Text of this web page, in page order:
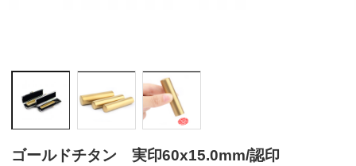
ゴールドチタン 実印60x15.0mm/認印